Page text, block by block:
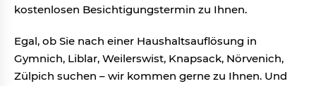
kostenlosen Besichtigungstermin zu Ihnen.
Egal, ob Sie nach einer Haushaltsauflösung in
Gymnich, Liblar, Weilerswist, Knapsack, Nörvenich,
Zülpich suchen – wir kommen gerne zu Ihnen. Und